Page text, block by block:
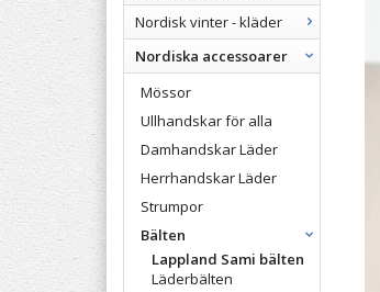
Nordisk vinter - kläder
Nordiska accessoarer
Mössor
Ullhandskar för alla
Damhandskar Läder
Herrhandskar Läder
Strumpor
Bälten
Lappland Sami bälten
Läderbälten